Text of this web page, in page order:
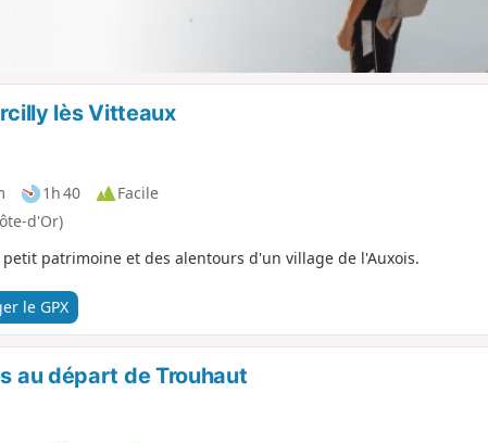
lès Vitteaux
1h 40
Facile
d'Or)
patrimoine et des alentours d'un village de l'Auxois.
le GPX
au départ de Trouhaut